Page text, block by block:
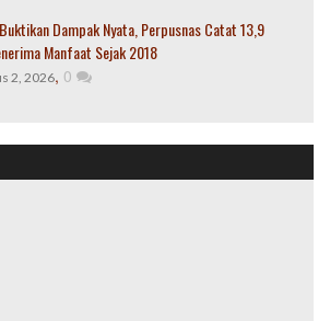
Dampak Nyata, Perpusnas Catat 13,9
Manfaat Sejak 2018
2, 2026, 0